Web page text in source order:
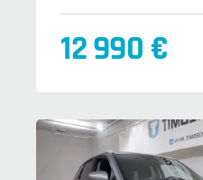
12 990 €